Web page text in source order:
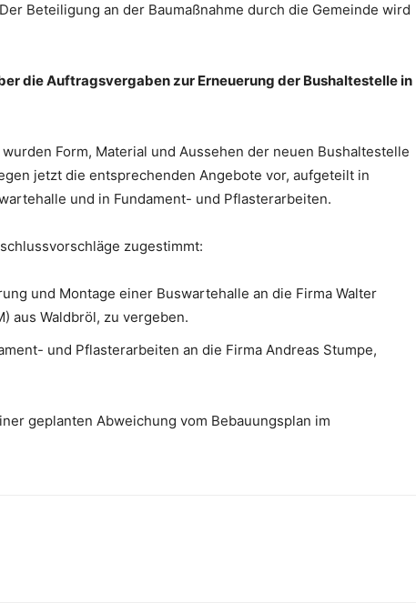
Beteiligung an der Baumaßnahme durch die Gemeinde wird
die Auftragsvergaben zur Erneuerung der Bushaltestelle in
wurden Form, Material und Aussehen der neuen Bushaltestelle
jetzt die entsprechenden Angebote vor, aufgeteilt in
und in Fundament- und Pflasterarbeiten.
zugestimmt:
und Montage einer Buswartehalle an die Firma Walter
aus Waldbröl, zu vergeben.
und Pflasterarbeiten an die Firma Andreas Stumpe,
geplanten Abweichung vom Bebauungsplan im